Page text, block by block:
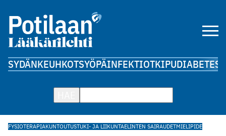
SYDÄNKEUHKOTSYÖPÄINFEKTIOTKIPUDIABETES
FYSIOTERAPIAKUNTOUTUSTUKI- JA LIIKUNTAELINTEN SAIRAUDETMIELIPIDE